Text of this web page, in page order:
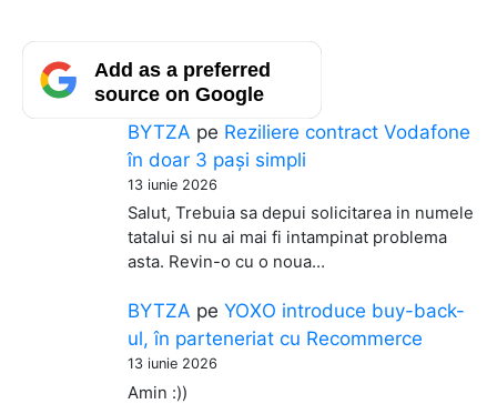
Add as a preferred
source on Google
BYTZA pe Reziliere contract Vodafone
în doar 3 pași simpli
13 iunie 2026
Salut, Trebuia sa depui solicitarea in numele
tatalui si nu ai mai fi intampinat problema
asta. Revin-o cu o noua…
BYTZA peYOXO introduce buy-back-
ul, în parteneriat cu Recommerce
13 iunie 2026
Amin :))